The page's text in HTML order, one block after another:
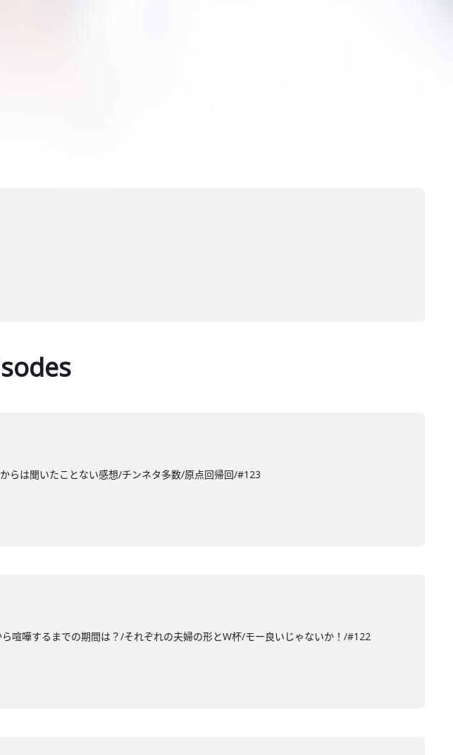
らは聞いたことない感想/チンネタ多数/原点回帰回/#123
喧嘩するまでの期間は？/それぞれの夫婦の形とW杯/モー良いじゃないか！/#122